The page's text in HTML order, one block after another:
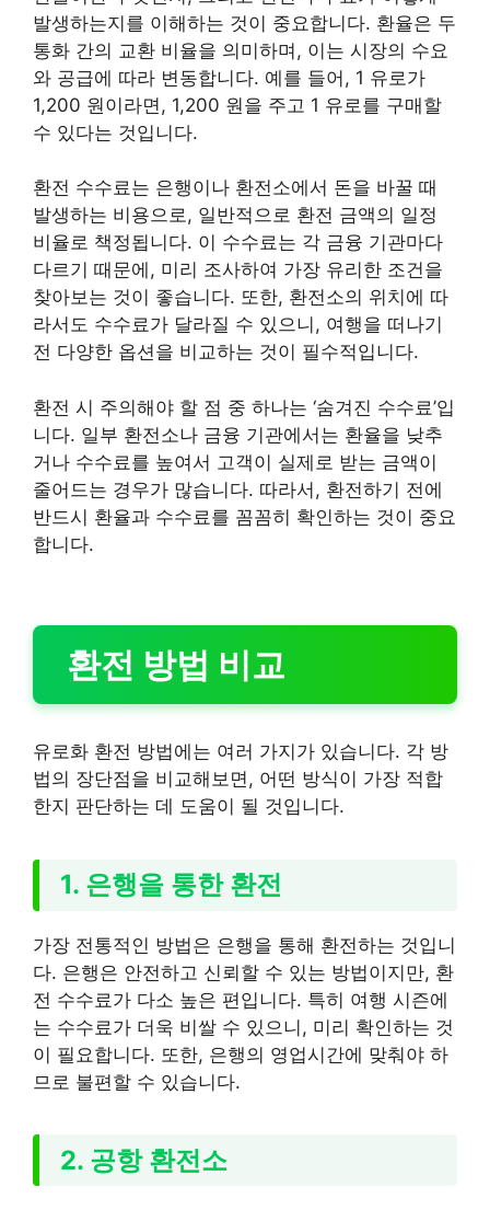
발생하는지를 이해하는 것이 중요합니다. 환율은 두
통화 간의 교환 비율을 의미하며, 이는 시장의 수요
와 공급에 따라 변동합니다. 예를 들어, 1 유로가
1,200 원이라면, 1,200 원을 주고 1 유로를 구매할
수 있다는 것입니다.
환전 수수료는 은행이나 환전소에서 돈을 바꿀 때
발생하는 비용으로, 일반적으로 환전 금액의 일정
비율로 책정됩니다. 이 수수료는 각 금융 기관마다
다르기 때문에, 미리 조사하여 가장 유리한 조건을
찾아보는 것이 좋습니다. 또한, 환전소의 위치에 따
라서도 수수료가 달라질 수 있으니, 여행을 떠나기
전 다양한 옵션을 비교하는 것이 필수적입니다.
환전 시 주의해야 할 점 중 하나는 ‘숨겨진 수수료’입
니다. 일부 환전소나 금융 기관에서는 환율을 낮추
거나 수수료를 높여서 고객이 실제로 받는 금액이
줄어드는 경우가 많습니다. 따라서, 환전하기 전에
반드시 환율과 수수료를 꼼꼼히 확인하는 것이 중요
합니다.
환전 방법 비교
유로화 환전 방법에는 여러 가지가 있습니다. 각 방
법의 장단점을 비교해보면, 어떤 방식이 가장 적합
한지 판단하는 데 도움이 될 것입니다.
1. 은행을 통한 환전
가장 전통적인 방법은 은행을 통해 환전하는 것입니
다. 은행은 안전하고 신뢰할 수 있는 방법이지만, 환
전 수수료가 다소 높은 편입니다. 특히 여행 시즌에
는 수수료가 더욱 비쌀 수 있으니, 미리 확인하는 것
이 필요합니다. 또한, 은행의 영업시간에 맞춰야 하
므로 불편할 수 있습니다.
2. 공항 환전소